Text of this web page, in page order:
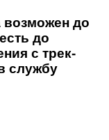
возможен до
до
с трек-
службу